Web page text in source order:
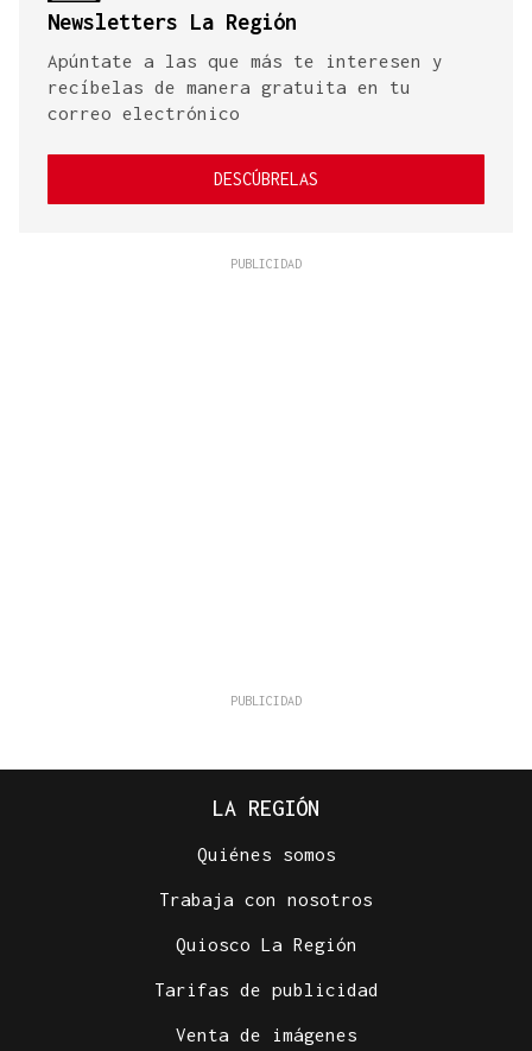
Newsletters La Región
Apúntate a las que más te interesen y
recíbelas de manera gratuita en tu
correo electrónico
DESCÚBRELAS
LA REGIÓN
Quiénes somos
Trabaja con nosotros
Quiosco La Región
Tarifas de publicidad
Venta de imágenes